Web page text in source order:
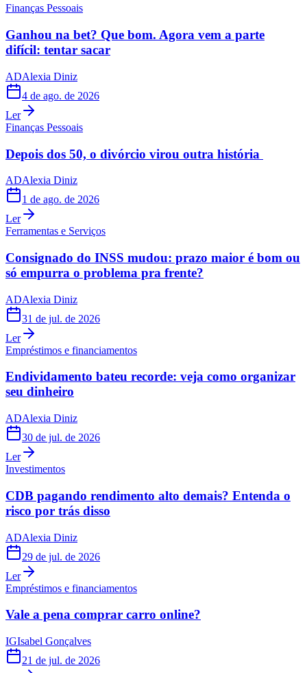
Finanças Pessoais
Ganhou na bet? Que bom. Agora vem a parte
difícil: tentar sacar
ADAlexia Diniz
4 de ago. de 2026
Ler
Finanças Pessoais
Depois dos 50, o divórcio virou outra história
ADAlexia Diniz
1 de ago. de 2026
Ler
Ferramentas e Serviços
Consignado do INSS mudou: prazo maior é bom ou
só empurra o problema pra frente?
ADAlexia Diniz
31 de jul. de 2026
Ler
Empréstimos e financiamentos
Endividamento bateu recorde: veja como organizar
seu dinheiro
ADAlexia Diniz
30 de jul. de 2026
Ler
Investimentos
CDB pagando rendimento alto demais? Entenda o
risco por trás disso
ADAlexia Diniz
29 de jul. de 2026
Ler
Empréstimos e financiamentos
Vale a pena comprar carro online?
IGIsabel Gonçalves
21 de jul. de 2026